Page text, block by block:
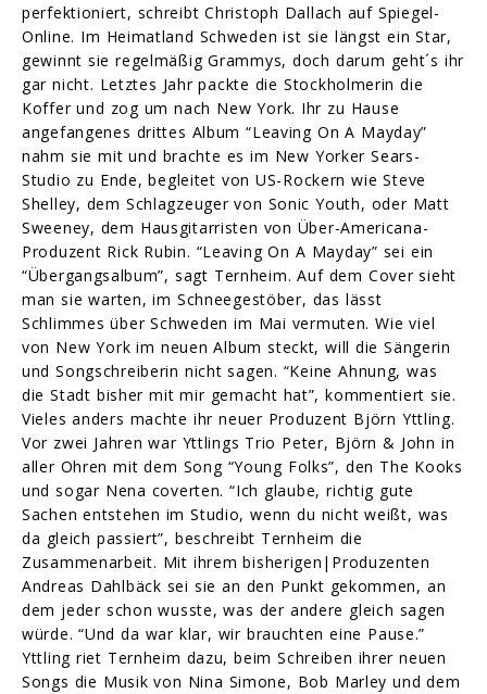
perfektioniert, schreibt Christoph Dallach auf Spiegel-
Online. Im Heimatland Schweden ist sie längst ein Star,
gewinnt sie regelmäßig Grammys, doch darum geht´s ihr
gar nicht. Letztes Jahr packte die Stockholmerin die
Koffer und zog um nach New York. Ihr zu Hause
angefangenes drittes Album “Leaving On A Mayday”
nahm sie mit und brachte es im New Yorker Sears-
Studio zu Ende, begleitet von US-Rockern wie Steve
Shelley, dem Schlagzeuger von Sonic Youth, oder Matt
Sweeney, dem Hausgitarristen von Über-Americana-
Produzent Rick Rubin. “Leaving On A Mayday” sei ein
“Übergangsalbum”, sagt Ternheim. Auf dem Cover sieht
man sie warten, im Schneegestöber, das lässt
Schlimmes über Schweden im Mai vermuten. Wie viel
von New York im neuen Album steckt, will die Sängerin
und Songschreiberin nicht sagen. “Keine Ahnung, was
die Stadt bisher mit mir gemacht hat”, kommentiert sie.
Vieles anders machte ihr neuer Produzent Björn Yttling.
Vor zwei Jahren war Yttlings Trio Peter, Björn & John in
aller Ohren mit dem Song “Young Folks”, den The Kooks
und sogar Nena coverten. “Ich glaube, richtig gute
Sachen entstehen im Studio, wenn du nicht weißt, was
da gleich passiert”, beschreibt Ternheim die
Zusammenarbeit. Mit ihrem bisherigen|Produzenten
Andreas Dahlbäck sei sie an den Punkt gekommen, an
dem jeder schon wusste, was der andere gleich sagen
würde. “Und da war klar, wir brauchten eine Pause.”
Yttling riet Ternheim dazu, beim Schreiben ihrer neuen
Songs die Musik von Nina Simone, Bob Marley und dem